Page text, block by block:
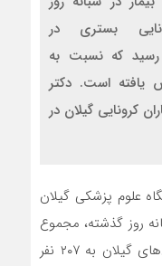
بستری در
گیلان به ۲۰۷ نفر رسید که نسبت به
آن ۲ نفر کاهش یافته است. دکتر
۶۷ نفر از بیماران کرونایی گیلان در
علوم پزشکی گیلان
بیمار در شبانه روز گذشته، مجموع
بیماران کرونایی بستری در بیمارستان‌های گیلان به ۲۰۷ نفر